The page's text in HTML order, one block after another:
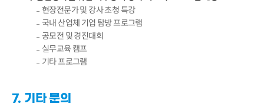
현장전문가 및 강사 초청 특강
국내 산업체 기업 탐방 프로그램
공모전 및 경진대회
실무교육 캠프
기타 프로그램
7. 기타 문의